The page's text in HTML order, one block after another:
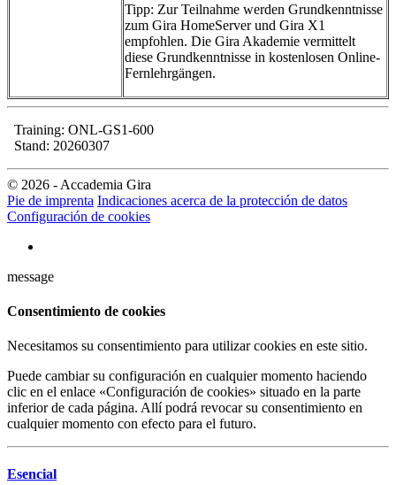
Tipp: Zur Teilnahme werden Grundkenntnisse
zum Gira HomeServer und Gira X1
empfohlen. Die Gira Akademie vermittelt
diese Grundkenntnisse in kostenlosen Online-
Fernlehrgängen.
Training: ONL-GS1-600
Stand: 20260307
© 2026 - Accademia Gira
Pie de imprenta Indicaciones acerca de la protección de datos
Configuración de cookies
message
Consentimiento de cookies
Necesitamos su consentimiento para utilizar cookies en este sitio.
Puede cambiar su configuración en cualquier momento haciendo
clic en el enlace «Configuración de cookies» situado en la parte
inferior de cada página. Allí podrá revocar su consentimiento en
cualquier momento con efecto para el futuro.
Esencial